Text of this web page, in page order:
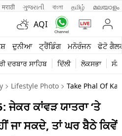
मराठी ગુજરાતી বাংলা தமிழ் മലയാളം
AQI
ਦੁਨੀਆ ਟ੍ਰੈਂਡਿੰਗ ਮਨੋਰੰਜਨ ਫੋਟੋ
ਦਰਬਾਰ ਸਾਹਿਬ ਦਿੱਲੀ ਲੋਕਸਭਾ
Lifestyle Photo Take Phal Of
ਕਾਂਵੜ ਯਾਤਰਾ ‘ਤੇ
ਜਾ ਸਕਦੇ, ਤਾਂ ਘਰ ਬੈਠੇ ਕਿਵੇਂ